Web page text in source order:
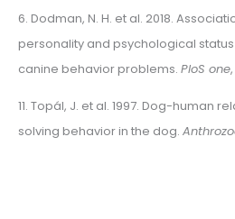
6. Dodman, N. H. et al. 2018.
personality and psychological
canine behavior problems. PloS one,
11. Topál, J. et al. 1997. Dog-human
solving behavior in the dog.